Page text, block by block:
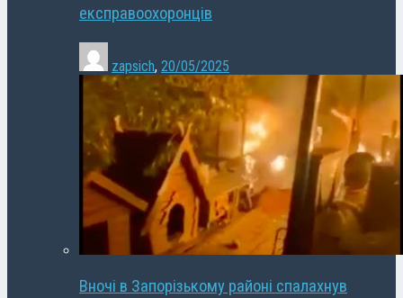
експравоохоронців
zapsich, 20/05/2025
Вночі в Запорізькому районі спалахнув